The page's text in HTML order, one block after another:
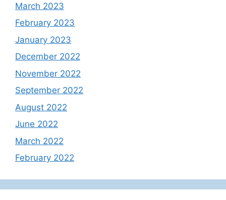
March 2023
February 2023
January 2023
December 2022
November 2022
September 2022
August 2022
June 2022
March 2022
February 2022